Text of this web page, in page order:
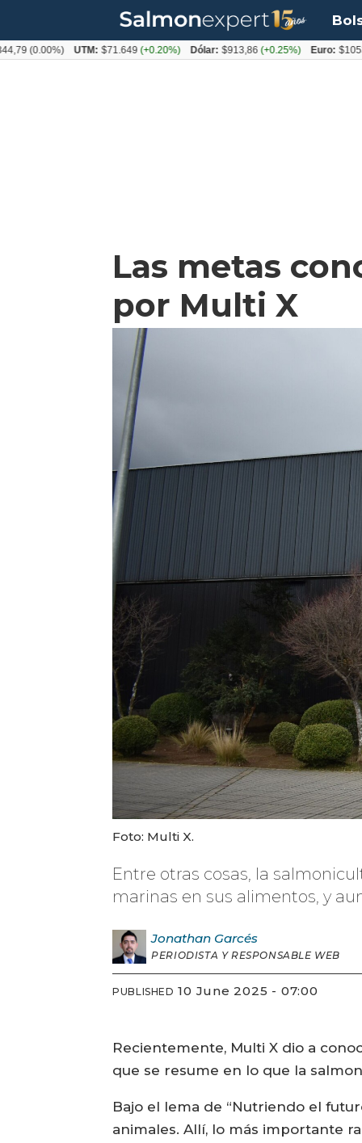
Las metas
por Multi X
Foto: Multi X.
Entre otras cosas, la
marinas en sus alimentos, y
Jonathan Garcés
PERIODISTA Y RESPONSABLE WEB
PUBLISHED 10 June 2025 - 07:00
Recientemente, Multi X dio a
que se resume en lo que la
Bajo el lema de “Nutriendo el
animales. Allí, lo más importante
UTM: $71.649(+0.20%) Dólar: $913,86(+0.25%) Euro: $1053,08(-